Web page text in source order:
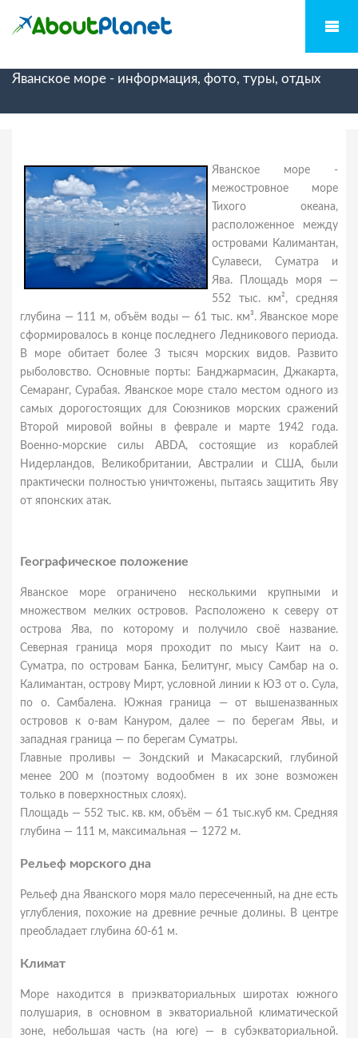
Яванское море - информация, фото, туры, отдых
Яванское море -
межостровное море
Тихого океана,
расположенное между
островами Калимантан,
Сулавеси, Суматра и
Ява. Площадь моря —
552 тыс. км², средняя
глубина — 111 м, объём воды — 61 тыс. км³. Яванское море
сформировалось в конце последнего Ледникового периода.
В море обитает более 3 тысяч морских видов. Развито
рыболовство. Основные порты: Банджармасин, Джакарта,
Семаранг, Сурабая. Яванское море стало местом одного из
самых дорогостоящих для Союзников морских сражений
Второй мировой войны в феврале и марте 1942 года.
Военно-морские силы ABDA, состоящие из кораблей
Нидерландов, Великобритании, Австралии и США, были
практически полностью уничтожены, пытаясь защитить Яву
от японских атак.
Географическое положение
Яванское море ограничено несколькими крупными и
множеством мелких островов. Расположено к северу от
острова Ява, по которому и получило своё название.
Северная граница моря проходит по мысу Каит на о.
Суматра, по островам Банка, Белитунг, мысу Самбар на о.
Калимантан, острову Мирт, условной линии к ЮЗ от о. Сула,
по о. Самбалена. Южная граница — от вышеназванных
островов к о-вам Кануром, далее — по берегам Явы, и
западная граница — по берегам Суматры.
Главные проливы — Зондский и Макасарский, глубиной
менее 200 м (поэтому водообмен в их зоне возможен
только в поверхностных слоях).
Площадь — 552 тыс. кв. км, объём — 61 тыс.куб км. Средняя
глубина — 111 м, максимальная — 1272 м.
Рельеф морского дна
Рельеф дна Яванского моря мало пересеченный, на дне есть
углубления, похожие на древние речные долины. В центре
преобладает глубина 60-61 м.
Климат
Море находится в приэкваториальных широтах южного
полушария, в основном в экваториальной климатической
зоне, небольшая часть (на юге) — в субэкваториальной.